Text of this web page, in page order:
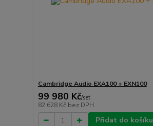
Cambridge Audio EXA100 + EXN100
99 980 Kč/set
82 628 Kč bez DPH
Přidat do košíku